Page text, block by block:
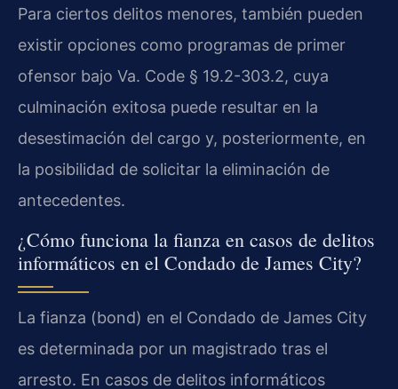
Para ciertos delitos menores, también pueden
existir opciones como programas de primer
ofensor bajo Va. Code § 19.2-303.2, cuya
culminación exitosa puede resultar en la
desestimación del cargo y, posteriormente, en
la posibilidad de solicitar la eliminación de
antecedentes.
¿Cómo funciona la fianza en casos de delitos
informáticos en el Condado de James City?
La fianza (bond) en el Condado de James City
es determinada por un magistrado tras el
arresto. En casos de delitos informáticos